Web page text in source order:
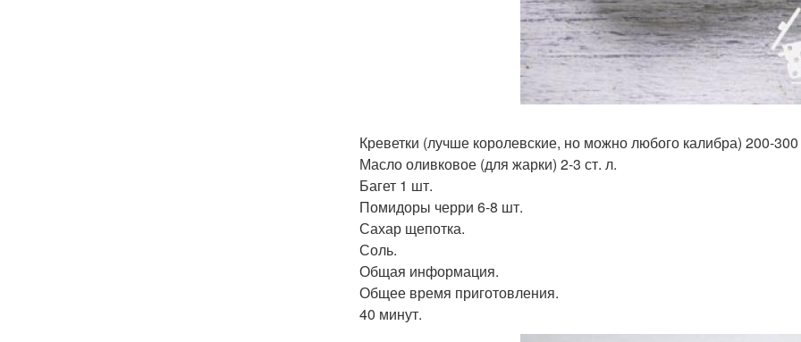
Креветки (лучше королевские, но можно любого калибра) 200-300
Масло оливковое (для жарки) 2-3 ст. л.
Багет 1 шт.
Помидоры черри 6-8 шт.
Сахар щепотка.
Соль.
Общая информация.
Общее время приготовления.
40 минут.